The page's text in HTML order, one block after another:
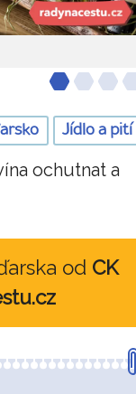
Jídlo a pití
ochutnat a
od CK